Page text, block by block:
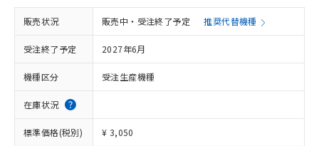
販売状況 販売中・受注終了予定 推奨代替機種
受注終了予定 2027年6月
機種区分 受注生産機種
在庫状況
標準価格(税別) ¥ 3,050